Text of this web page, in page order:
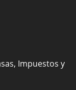
Impuestos y